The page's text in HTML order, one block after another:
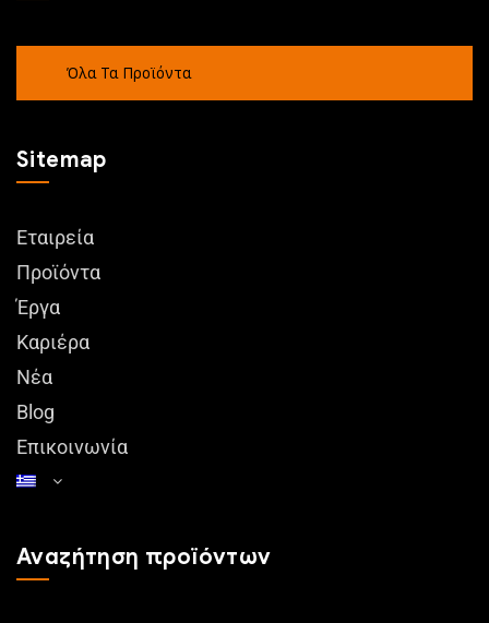
Όλα Τα Προϊόντα
Sitemap
Εταιρεία
Προϊόντα
Έργα
Καριέρα
Νέα
Blog
Επικοινωνία
Αναζήτηση προϊόντων